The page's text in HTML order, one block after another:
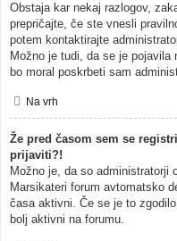
Obstaja kar nekaj razlogov,
prepričajte, če ste vnesli
potem kontaktirajte
Možno je tudi, da se je
bo moral poskrbeti sam
Na vrh
Že pred časom sem se
prijaviti?!
Možno je, da so administratorji
Marsikateri forum avtomatsko
časa aktivni. Če se je to
bolj aktivni na forumu.